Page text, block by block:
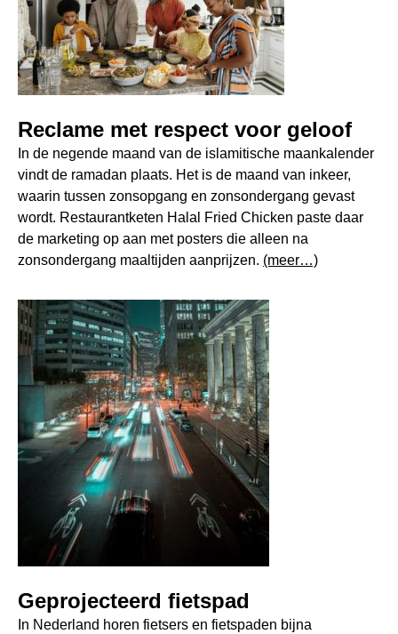
Reclame met respect voor geloof
In de negende maand van de islamitische maankalender
vindt de ramadan plaats. Het is de maand van inkeer,
waarin tussen zonsopgang en zonsondergang gevast
wordt. Restaurantketen Halal Fried Chicken paste daar
de marketing op aan met posters die alleen na
zonsondergang maaltijden aanprijzen. (meer…)
Geprojecteerd fietspad
In Nederland horen fietsers en fietspaden bijna